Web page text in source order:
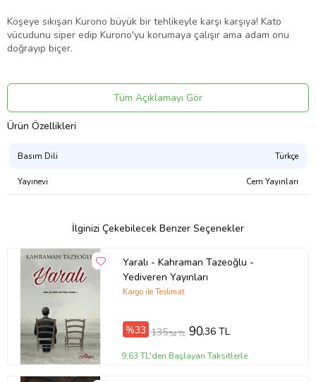
Köşeye sıkışan Kurono büyük bir tehlikeyle karşı karşıya! Kato
vücudunu siper edip Kurono'yu korumaya çalışır ama adam onu
doğrayıp biçer.
Acaba Kato'nun gösterdiği bu cesaretten etkilenen Kurono da Taze
Soğan gezegeninden gelen adama karşı koymaya çalışacak mı
yoksa…
Yazar: Hiroya Oku
Basım Yılı: 2017
Kapak Türü: Karton Kapak
Sayfa Sayısı: 224
Kağıt Cinsi: 2. Hamur
Tüm Açıklamayı Gör
Ürün Özellikleri
Basım Dili Türkçe
Yayınevi Cem Yayınları
İlginizi Çekebilecek Benzer Seçenekler
Yaralı - Kahraman Tazeoğlu -
Yediveren Yayınları
Kargo ile Teslimat
%33 135,54 TL 90,36 TL
9,63 TL'den Başlayan Taksitlerle